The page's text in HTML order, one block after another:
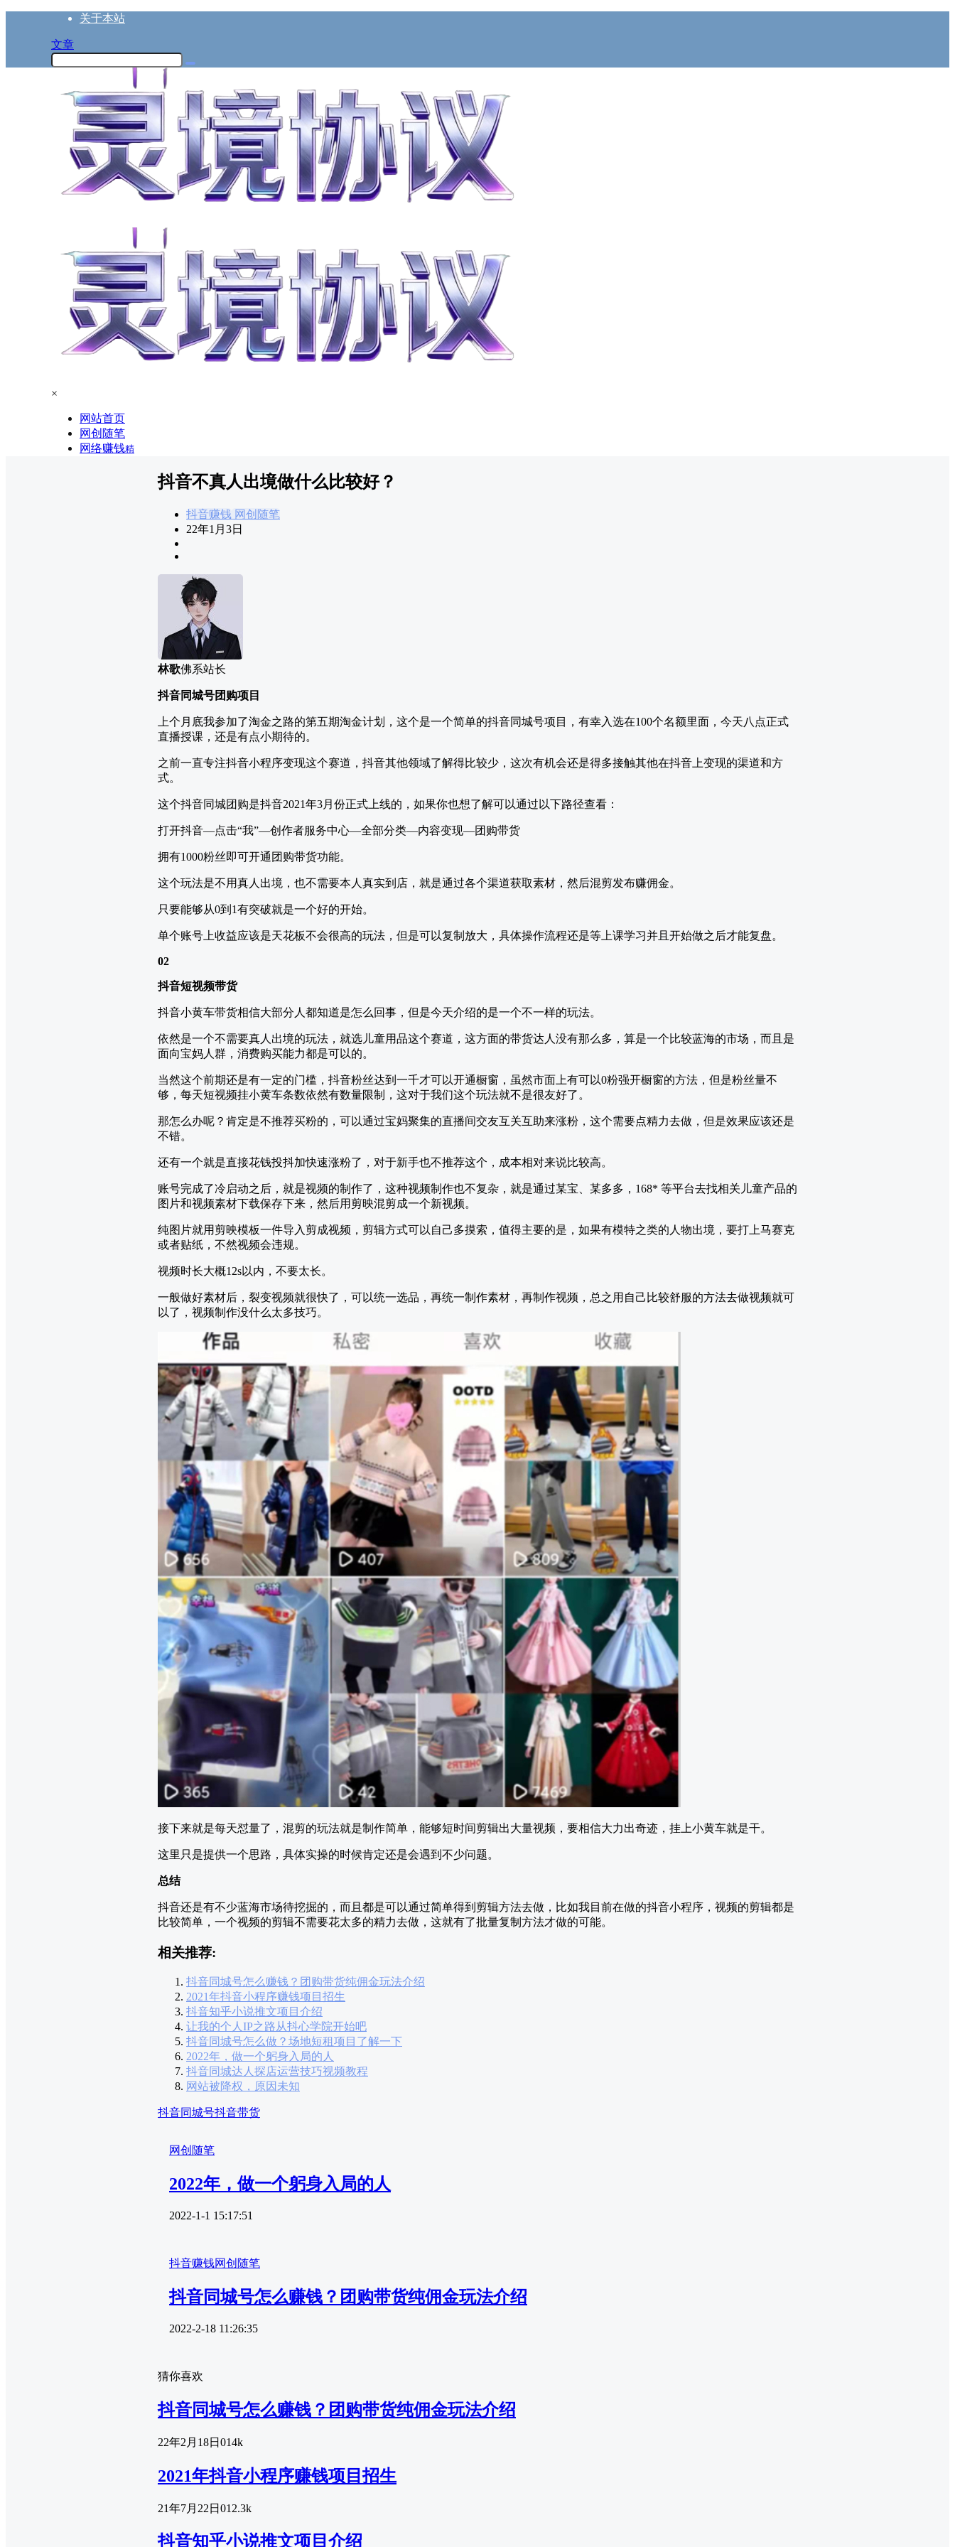
关于本站
文章
×
网站首页
网创随笔
网络赚钱精
抖音不真人出境做什么比较好？
抖音赚钱 网创随笔
22年1月3日
林歌佛系站长
抖音同城号团购项目
上个月底我参加了淘金之路的第五期淘金计划，这个是一个简单的抖音同城号项目，有幸入选在100个名额里面，今天八点正式
直播授课，还是有点小期待的。
之前一直专注抖音小程序变现这个赛道，抖音其他领域了解得比较少，这次有机会还是得多接触其他在抖音上变现的渠道和方
式。
这个抖音同城团购是抖音2021年3月份正式上线的，如果你也想了解可以通过以下路径查看：
打开抖音—点击“我”—创作者服务中心—全部分类—内容变现—团购带货
拥有1000粉丝即可开通团购带货功能。
这个玩法是不用真人出境，也不需要本人真实到店，就是通过各个渠道获取素材，然后混剪发布赚佣金。
只要能够从0到1有突破就是一个好的开始。
单个账号上收益应该是天花板不会很高的玩法，但是可以复制放大，具体操作流程还是等上课学习并且开始做之后才能复盘。
02
抖音短视频带货
抖音小黄车带货相信大部分人都知道是怎么回事，但是今天介绍的是一个不一样的玩法。
依然是一个不需要真人出境的玩法，就选儿童用品这个赛道，这方面的带货达人没有那么多，算是一个比较蓝海的市场，而且是
面向宝妈人群，消费购买能力都是可以的。
当然这个前期还是有一定的门槛，抖音粉丝达到一千才可以开通橱窗，虽然市面上有可以0粉强开橱窗的方法，但是粉丝量不
够，每天短视频挂小黄车条数依然有数量限制，这对于我们这个玩法就不是很友好了。
那怎么办呢？肯定是不推荐买粉的，可以通过宝妈聚集的直播间交友互关互助来涨粉，这个需要点精力去做，但是效果应该还是
不错。
还有一个就是直接花钱投抖加快速涨粉了，对于新手也不推荐这个，成本相对来说比较高。
账号完成了冷启动之后，就是视频的制作了，这种视频制作也不复杂，就是通过某宝、某多多，168* 等平台去找相关儿童产品的
图片和视频素材下载保存下来，然后用剪映混剪成一个新视频。
纯图片就用剪映模板一件导入剪成视频，剪辑方式可以自己多摸索，值得主要的是，如果有模特之类的人物出境，要打上马赛克
或者贴纸，不然视频会违规。
视频时长大概12s以内，不要太长。
一般做好素材后，裂变视频就很快了，可以统一选品，再统一制作素材，再制作视频，总之用自己比较舒服的方法去做视频就可
以了，视频制作没什么太多技巧。
接下来就是每天怼量了，混剪的玩法就是制作简单，能够短时间剪辑出大量视频，要相信大力出奇迹，挂上小黄车就是干。
这里只是提供一个思路，具体实操的时候肯定还是会遇到不少问题。
总结
抖音还是有不少蓝海市场待挖掘的，而且都是可以通过简单得到剪辑方法去做，比如我目前在做的抖音小程序，视频的剪辑都是
比较简单，一个视频的剪辑不需要花太多的精力去做，这就有了批量复制方法才做的可能。
相关推荐:
抖音同城号怎么赚钱？团购带货纯佣金玩法介绍
2021年抖音小程序赚钱项目招生
抖音知乎小说推文项目介绍
让我的个人IP之路从抖心学院开始吧
抖音同城号怎么做？场地短租项目了解一下
2022年，做一个躬身入局的人
抖音同城达人探店运营技巧视频教程
网站被降权，原因未知
抖音同城号抖音带货
网创随笔
2022年，做一个躬身入局的人
2022-1-1 15:17:51
抖音赚钱网创随笔
抖音同城号怎么赚钱？团购带货纯佣金玩法介绍
2022-2-18 11:26:35
猜你喜欢
抖音同城号怎么赚钱？团购带货纯佣金玩法介绍
22年2月18日 014k
2021年抖音小程序赚钱项目招生
21年7月22日 012.3k
抖音知乎小说推文项目介绍